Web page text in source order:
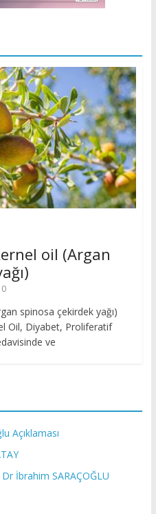
oil (Argan
0
spinosa çekirdek yağı)
Oil, Diyabet, Proliferatif
ve
Açıklaması
İbrahim SARAÇOĞLU